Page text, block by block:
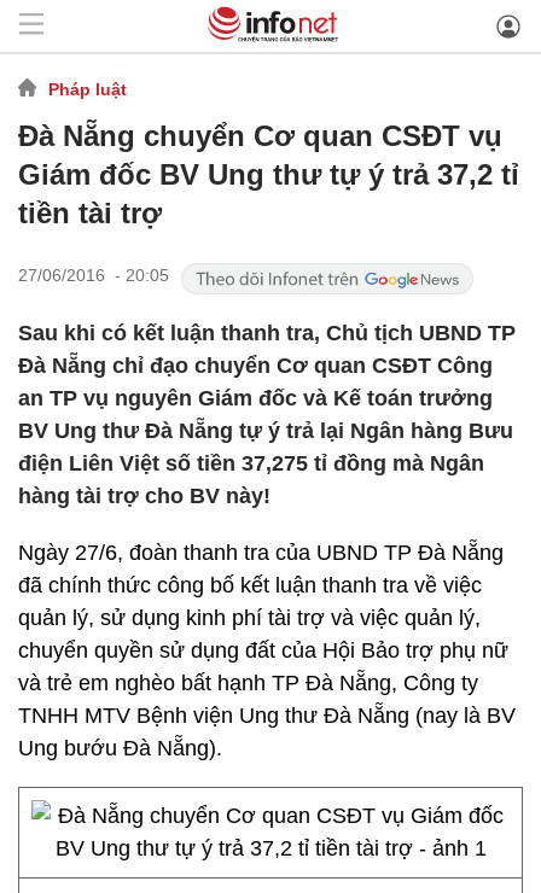
Pháp luật
Đà Nẵng chuyển Cơ quan CSĐT vụ
Giám đốc BV Ung thư tự ý trả 37,2 tỉ
tiền tài trợ
27/06/2016 - 20:05
Sau khi có kết luận thanh tra, Chủ tịch UBND TP
Đà Nẵng chỉ đạo chuyển Cơ quan CSĐT Công
an TP vụ nguyên Giám đốc và Kế toán trưởng
BV Ung thư Đà Nẵng tự ý trả lại Ngân hàng Bưu
điện Liên Việt số tiền 37,275 tỉ đồng mà Ngân
hàng tài trợ cho BV này!
Ngày 27/6, đoàn thanh tra của UBND TP Đà Nẵng
đã chính thức công bố kết luận thanh tra về việc
quản lý, sử dụng kinh phí tài trợ và việc quản lý,
chuyển quyền sử dụng đất của Hội Bảo trợ phụ nữ
và trẻ em nghèo bất hạnh TP Đà Nẵng, Công ty
TNHH MTV Bệnh viện Ung thư Đà Nẵng (nay là BV
Ung bướu Đà Nẵng).